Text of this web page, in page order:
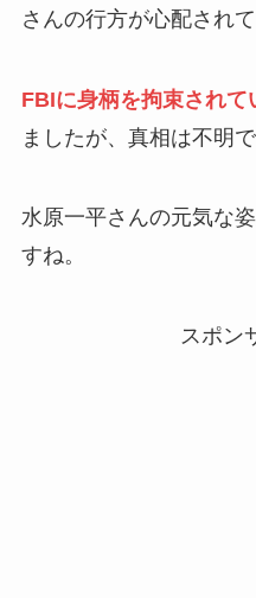
さんの行方が心配されて
FBIに身柄を拘束されて
ましたが、真相は不明で
水原一平さんの元気な
すね。
スポン